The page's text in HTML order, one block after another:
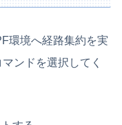
環境へ経路集約を実
ンドを選択してく